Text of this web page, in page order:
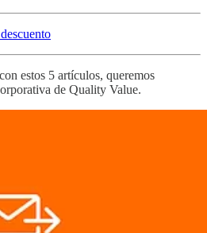
estos 5 artículos, queremos
de Quality Value.